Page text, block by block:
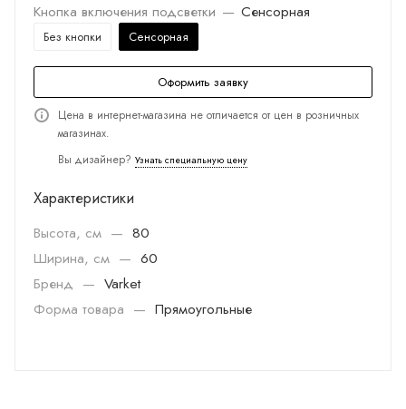
Кнопка включения подсветки — Сенсорная
Без кнопки Сенсорная
Оформить заявку
Цена в интернет-магазина не отличается от цен в розничных
магазинах.
Вы дизайнер? Узнать специальную цену
Характеристики
Высота, см — 80
Ширина, см — 60
Бренд — Varket
Форма товара — Прямоугольные